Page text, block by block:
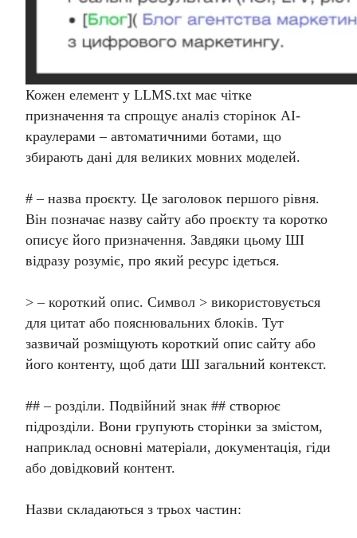
Кожен елемент у LLMS.txt має чітке
призначення та спрощує аналіз сторінок AI-
краулерами – автоматичними ботами, що
збирають дані для великих мовних моделей.
# – назва проєкту. Це заголовок першого рівня.
Він позначає назву сайту або проєкту та коротко
описує його призначення. Завдяки цьому ШІ
відразу розуміє, про який ресурс ідеться.
> – короткий опис. Символ > використовується
для цитат або пояснювальних блоків. Тут
зазвичай розміщують короткий опис сайту або
його контенту, щоб дати ШІ загальний контекст.
## – розділи. Подвійний знак ## створює
підрозділи. Вони групують сторінки за змістом,
наприклад основні матеріали, документація, гіди
або довідковий контент.
Назви складаються з трьох частин: